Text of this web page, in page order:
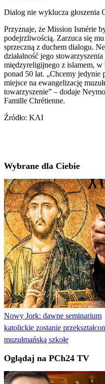
Dialog nie wyklucza głoszenia
Przyznaje, że Mission Ismérie
podejrzliwością. Zarzuca się
sprzeczną z duchem dialogu.
działalność jego
międzyreligijnego z islamem, w
ponad 50 lat. „Chcemy jedynie
miejsce na ewangelizację
towarzyszenie” – dodaje
Famille Chrétienne.
Źródło: KAI
Wybrane dla Ciebie
Nowy Jork: dawne seminarium
katolickie zostanie
muzułmańską szkołę
Oglądaj na PCh24 TV